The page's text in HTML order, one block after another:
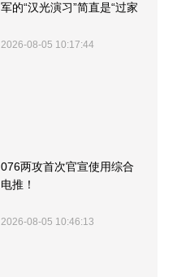
军的“汉光演习”简直是“过家
2026-08-05 10:17:44
076两攻首次官宣使用综合
电推！
2026-08-05 10:46:13